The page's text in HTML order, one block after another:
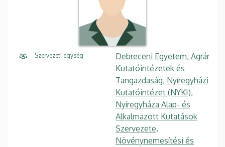
Szervezeti egység
Debreceni Egyetem, Agrár
Kutatóintézetek és
Tangazdaság, Nyíregyházi
Kutatóintézet (NYKI),
Nyíregyháza Alap- és
Alkalmazott Kutatások
Szervezete,
Növénynemesítési és